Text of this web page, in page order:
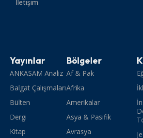
İletişim
Yayınlar
ANKASAM Analiz
Balgat Çalışmaları
Bülten
Dergi
Kitap
Bölgeler
Af & Pak
Afrika
Amerikalar
Asya & Pasifik
Avrasya